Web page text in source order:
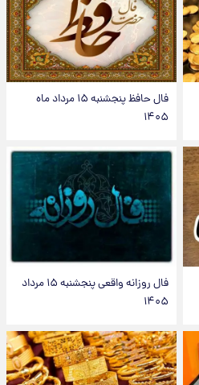
فال حافظ پنجشنبه ۱۵ مرداد ماه
۱۴۰۵
فال روزانه واقعی پنجشنبه ۱۵ مرداد
۱۴۰۵